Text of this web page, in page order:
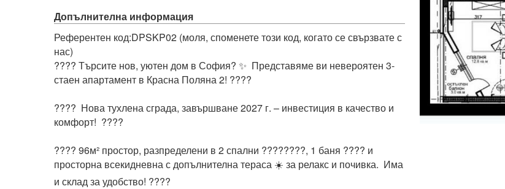
Допълнителна информация
Референтен код:DPSKP02 (моля, споменете този код, когато се свързвате с
нас)
???? Търсите нов, уютен дом в София? ✨  Представяме ви невероятен 3-
стаен апартамент в Красна Поляна 2! ????
????  Нова тухлена сграда, завършване 2027 г. – инвестиция в качество и
комфорт!  ????
???? 96м² простор, разпределени в 2 спални ????????, 1 баня ???? и
просторна всекидневна с допълнителна тераса ☀️ за релакс и почивка.  Има
и склад за удобство! ????